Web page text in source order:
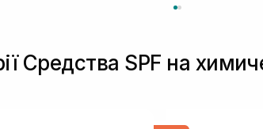
Средства SPF на